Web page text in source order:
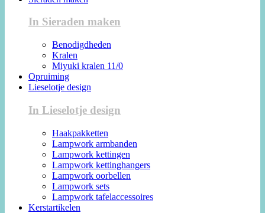
In Sieraden maken
Benodigdheden
Kralen
Miyuki kralen 11/0
Opruiming
Lieselotje design
In Lieselotje design
Haakpakketten
Lampwork armbanden
Lampwork kettingen
Lampwork kettinghangers
Lampwork oorbellen
Lampwork sets
Lampwork tafelaccessoires
Kerstartikelen